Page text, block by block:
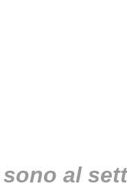
al